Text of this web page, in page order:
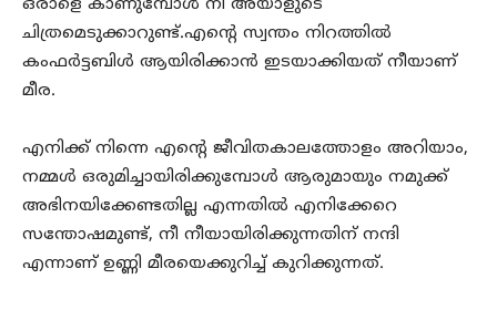
ഒരാളെ കാണുമ്പോൾ നീ അയാളുടെ
ചിത്രമെടുക്കാറുണ്ട്.എന്റെ സ്വന്തം നിറത്തിൽ
കംഫർട്ടബിൾ ആയിരിക്കാൻ ഇടയാക്കിയത് നീയാണ്
മീര.
എനിക്ക് നിന്നെ എന്റെ ജീവിതകാലത്തോളം അറിയാം,
നമ്മൾ ഒരുമിച്ചായിരിക്കുമ്പോൾ ആരുമായും നമുക്ക്
അഭിനയിക്കേണ്ടതില്ല എന്നതിൽ എനിക്കേറെ
സന്തോഷമുണ്ട്, നീ നീയായിരിക്കുന്നതിന് നന്ദി
എന്നാണ് ഉണ്ണി മീരയെക്കുറിച്ച് കുറിക്കുന്നത്.